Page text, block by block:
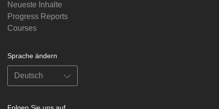
Neueste Inhalte
Progress Reports
Courses
Sprache ändern